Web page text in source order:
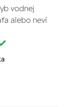
vodnej
alebo neví